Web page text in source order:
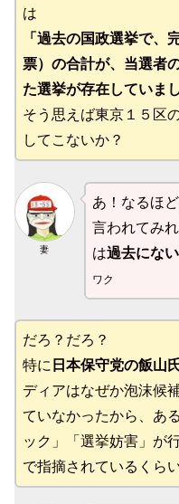
は
「過去の国政選挙で、
票）の合計が、当選者
た選挙が存在していま
そう思えば東京１５区
してこないか？
妻
あ！なるほど
言われてみ
は過去にな
ワク
だろ？だろ？
特に 日本保守党の飯山
ディアはなぜか泡沫候
ていなかったから、あ
ック」「選挙妨害」が
で指摘されているくら